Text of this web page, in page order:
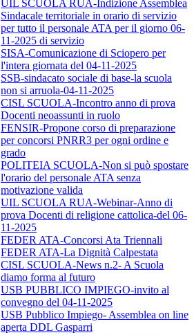
UIL SCUOLA RUA-Indizione Assemblea
Sindacale territoriale in orario di servizio
per tutto il personale ATA per il giorno 06-
11-2025 di servizio
SISA-Comunicazione di Sciopero per
l'intera giornata del 04-11-2025
SSB-sindacato sociale di base-la scuola
non si arruola-04-11-2025
CISL SCUOLA-Incontro anno di prova
Docenti neoassunti in ruolo
FENSIR-Propone corso di preparazione
per concorsi PNRR3 per ogni ordine e
grado
POLITEIA SCUOLA-Non si può spostare
l'orario del personale ATA senza
motivazione valida
UIL SCUOLA RUA-Webinar-Anno di
prova Docenti di religione cattolica-del 06-
11-2025
FEDER ATA-Concorsi Ata Triennali
FEDER ATA-La Dignità Calpestata
CISL SCUOLA-News n.2- A Scuola
diamo forma al futuro
USB PUBBLICO IMPIEGO-invito al
convegno del 04-11-2025
USB Pubblico Impiego- Assemblea on line
aperta DDL Gasparri